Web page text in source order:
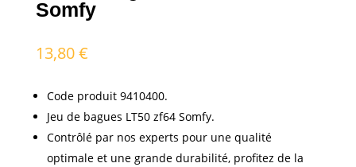
Somfy
13,80€
Code produit 9410400.
Jeu de bagues LT50 zf64 Somfy.
Contrôlé par nos experts pour une qualité
optimale et une grande durabilité, profitez de la